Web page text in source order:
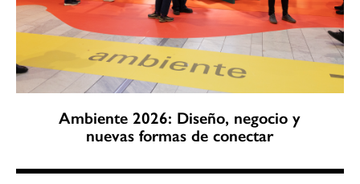
Ambiente 2026: Diseño, negocio y
nuevas formas de conectar